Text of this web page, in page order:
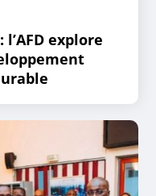
explore